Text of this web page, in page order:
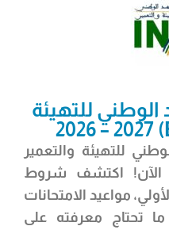
الوطني للتهيئة
للتهيئة والتعمير
الآن! اكتشف شروط
مواعيد الامتحانات
ما تحتاج معرفته على